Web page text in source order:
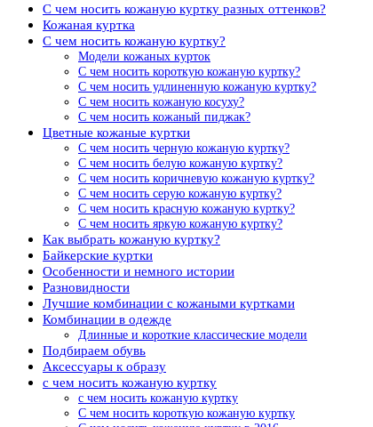
С чем носить кожаную куртку разных оттенков?
Кожаная куртка
С чем носить кожаную куртку?
Модели кожаных курток
С чем носить короткую кожаную куртку?
С чем носить удлиненную кожаную куртку?
С чем носить кожаную косуху?
С чем носить кожаный пиджак?
Цветные кожаные куртки
С чем носить черную кожаную куртку?
С чем носить белую кожаную куртку?
С чем носить коричневую кожаную куртку?
С чем носить серую кожаную куртку?
С чем носить красную кожаную куртку?
С чем носить яркую кожаную куртку?
Как выбрать кожаную куртку?
Байкерские куртки
Особенности и немного истории
Разновидности
Лучшие комбинации с кожаными куртками
Комбинации в одежде
Длинные и короткие классические модели
Подбираем обувь
Аксессуары к образу
с чем носить кожаную куртку
с чем носить кожаную куртку
С чем носить короткую кожаную куртку